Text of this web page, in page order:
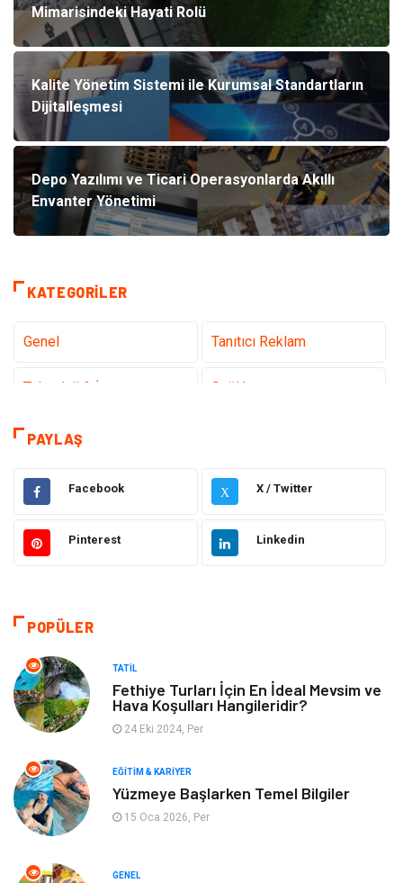
Mimarisindeki Hayati Rolü
Kalite Yönetim Sistemi ile Kurumsal Standartların
Dijitalleşmesi
Depo Yazılımı ve Ticari Operasyonlarda Akıllı
Envanter Yönetimi
KATEGORILER
Genel Tanıtıcı Reklam
Teknoloji & İnternet Sağlık
Eğitim & Kariyer
Hukuk Moda
Gündem Elektronik
Dekorasyon
Tatil
Alışveriş Gençlik & Eğlence
Metal Evlilik Rehberi
PAYLAŞ
Facebook X X / Twitter
Pinterest Linkedin
POPÜLER
TATIL
Fethiye Turları İçin En İdeal Mevsim ve
Hava Koşulları Hangileridir?
24 Eki 2024, Per
EĞITIM & KARIYER
Yüzmeye Başlarken Temel Bilgiler
15 Oca 2026, Per
GENEL